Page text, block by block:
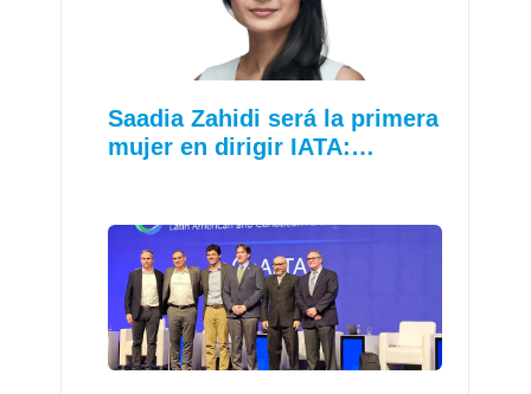
Saadia Zahidi será la primera
mujer en dirigir IATA:…